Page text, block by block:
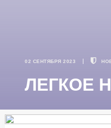
02 СЕНТЯБРЯ 2023
ЛЕГКОЕ